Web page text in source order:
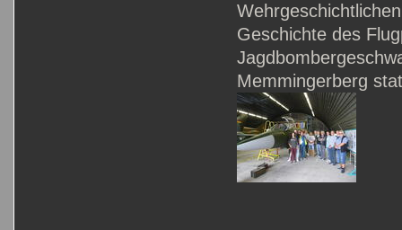
Geschichte des
Memmingerberg